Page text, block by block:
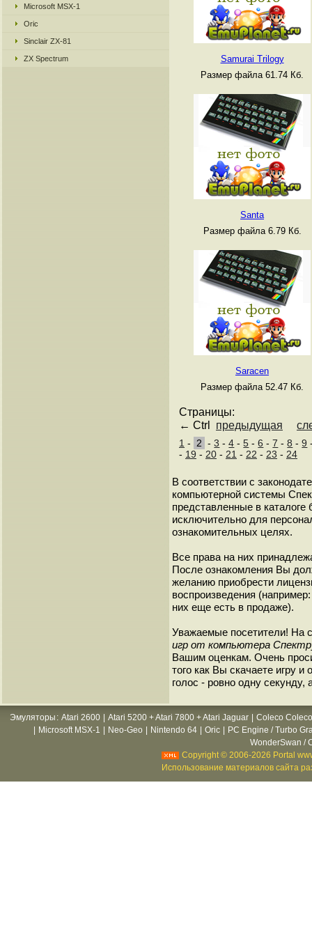
Microsoft MSX-1
Oric
Sinclair ZX-81
ZX Spectrum
Samurai Trilogy
Размер файла 61.74 Кб.
Santa
Размер файла 6.79 Кб.
Saracen
Размер файла 52.47 Кб.
Страницы:
← Ctrl предыдущая
1 - 2 -3 -4 -5 -6 -7 -8 -9
- 19 - 20 - 21 - 22 - 23 - 24
В соответствии с
компьютерной системы
представленные в
исключительно для
ознакомительных целях.
Все права на них
После ознакомления Вы
желанию приобрести
воспроизведения
них еще есть в продаже).
Уважаемые посетители! На
игр от компьютера
Вашим оценкам. Очень
того как Вы скачаете игру
голос - ровно одну
Эмуляторы : Atari 2600 Atari 5200 + Atari 7800 + Atari Jaguar
Coleco
Microsoft MSX-1 Neo-Geo Nintendo 64 Oric
PC Engine / Turbo
WonderSwan /
Copyright © 2006-2026 Portal
Использование материалов сайта